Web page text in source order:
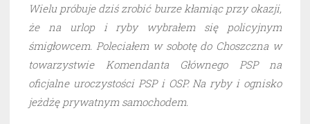
Wielu próbuje dziś zrobić burze kłamiąc przy okazji,
że na urlop i ryby wybrałem się policyjnym
śmigłowcem. Poleciałem w sobotę do Choszczna w
towarzystwie Komendanta Głównego PSP na
oficjalne uroczystości PSP i OSP. Na ryby i ognisko
jeżdżę prywatnym samochodem.